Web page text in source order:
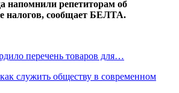
напомнили репетиторам об
налогов, сообщает БЕЛТА.
перечень товаров для…
служить обществу в современном